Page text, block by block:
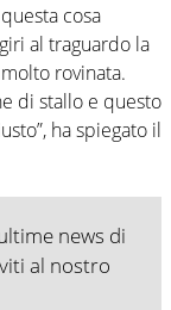
cosa
al traguardo la
rovinata.
di stallo e questo
ha spiegato il
news di
al nostro